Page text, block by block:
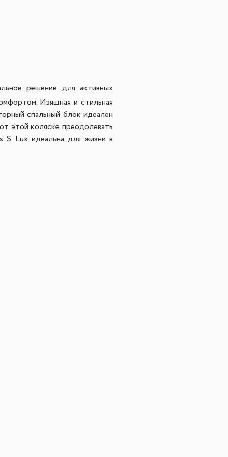
решение для активных
Изящная и стильная
спальный блок идеален
этой коляске преодолевать
S Lux идеальна для жизни в